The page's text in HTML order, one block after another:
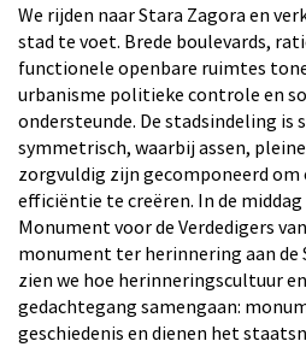
We rijden naar Stara Zagora en
stad te voet. Brede boulevards,
functionele openbare ruimtes
urbanisme politieke controle en
ondersteunde. De stadsindeling is
symmetrisch, waarbij assen,
zorgvuldig zijn gecomponeerd
efficiëntie te creëren. In de
Monument voor de Verdedigers
monument ter herinnering aan de
zien we hoe herinneringscultuur
gedachtegang samengaan:
geschiedenis en dienen het